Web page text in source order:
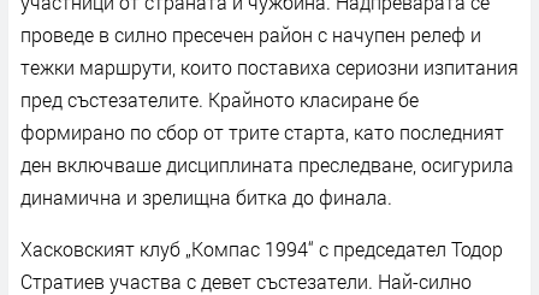
проведе в силно пресечен район с начупен релеф и
тежки маршрути, които поставиха сериозни изпитания
пред състезателите. Крайното класиране бе
формирано по сбор от трите старта, като последният
ден включваше дисциплината преследване, осигурила
динамична и зрелищна битка до финала.
Хасковският клуб „Компас 1994“ с председател Тодор
Стратиев участва с девет състезатели. Най-силно